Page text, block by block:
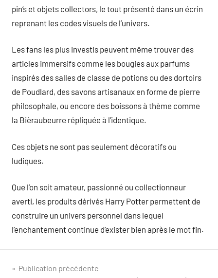
pin’s et objets collectors, le tout présenté dans un écrin
reprenant les codes visuels de l’univers.
Les fans les plus investis peuvent même trouver des
articles immersifs comme les bougies aux parfums
inspirés des salles de classe de potions ou des dortoirs
de Poudlard, des savons artisanaux en forme de pierre
philosophale, ou encore des boissons à thème comme
la Bièraubeurre répliquée à l’identique.
Ces objets ne sont pas seulement décoratifs ou
ludiques.
Que l’on soit amateur, passionné ou collectionneur
averti, les produits dérivés Harry Potter permettent de
construire un univers personnel dans lequel
l’enchantement continue d’exister bien après le mot fin.
Navigation
Publication précédente